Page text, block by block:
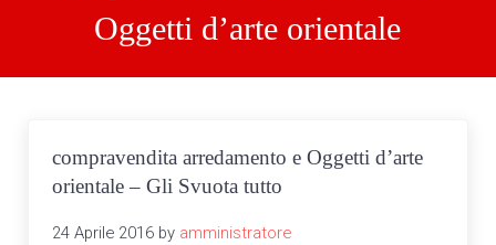
Oggetti d’arte orientale
compravendita arredamento e Oggetti d’arte
orientale – Gli Svuota tutto
24 Aprile 2016 by amministratore